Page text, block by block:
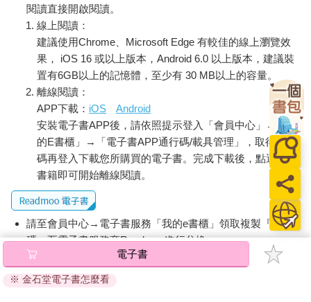
閱讀直接開啟閱讀。
線上閱讀：
建議使用Chrome、Microsoft Edge 有較佳的線上瀏覽效
果， iOS 16 或以上版本，Android 6.0 以上版本，建議裝
置有6GB以上的記憶體，至少有 30 MB以上的容量。
離線閱讀：
APP下載： iOS
Android
安裝電子書APP後，請依照提示登入「會員中心」→「我
的E書櫃」→「電子書APP通行碼/載具管理」，取得通行
碼再登入下載您所購買的電子書。完成下載後，點選任一
書籍即可開始離線閱讀。
請至會員中心→電子書服務「我的e書櫃」領取複製『兌換
碼』至電子書服務商Readmoo進行兌換。
退換貨須知：
因版權保護，您在金石堂所購買的電子書僅能以金石堂專屬
電子書
※ 金石堂電子書怎麼看